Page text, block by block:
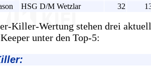
HSG D/M Wetzlar 32
Killer-Wertung stehen drei
unter den Top-5: